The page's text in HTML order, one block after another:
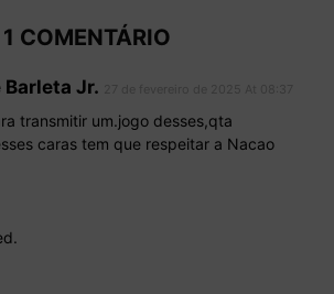
1 COMENTÁRIO
Jr.
transmitir um.jogo desses,qta
caras tem que respeitar a Nacao